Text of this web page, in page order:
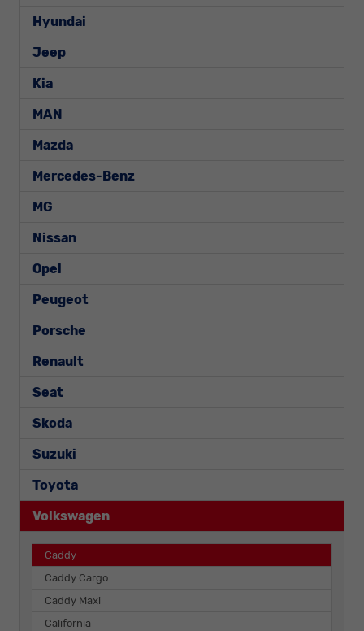
Hyundai
Jeep
Kia
MAN
Mazda
Mercedes-Benz
MG
Nissan
Opel
Peugeot
Porsche
Renault
Seat
Skoda
Suzuki
Toyota
Volkswagen
Caddy
Caddy Cargo
Caddy Maxi
California